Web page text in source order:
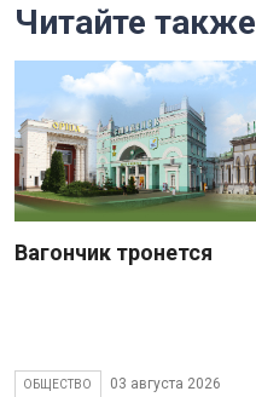
Читайте также
Вагончик тронется
ОБЩЕСТВО 03 августа 2026